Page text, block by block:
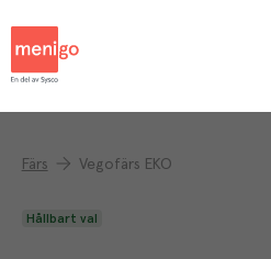
Färs Vegofärs EKO
Hållbart val